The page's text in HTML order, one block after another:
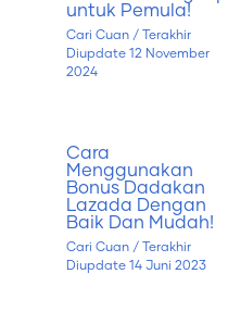
untuk Pemula!
Cari Cuan / Terakhir
Diupdate 12 November
2024
Cara
Menggunakan
Bonus Dadakan
Lazada Dengan
Baik Dan Mudah!
Cari Cuan / Terakhir
Diupdate 14 Juni 2023